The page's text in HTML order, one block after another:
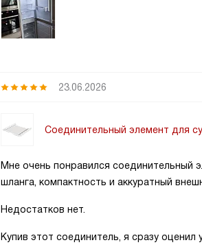
23.06.2026
Соединительный элемент для
Мне очень понравился соединительный
шланга, компактность и аккуратный
Недостатков нет.
Купив этот соединитель, я сразу